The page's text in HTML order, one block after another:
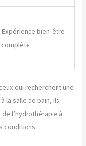
Expérience bien-être
complète
qui recherchent une
la salle de bain, ils
l’hydrothérapie à
conditions